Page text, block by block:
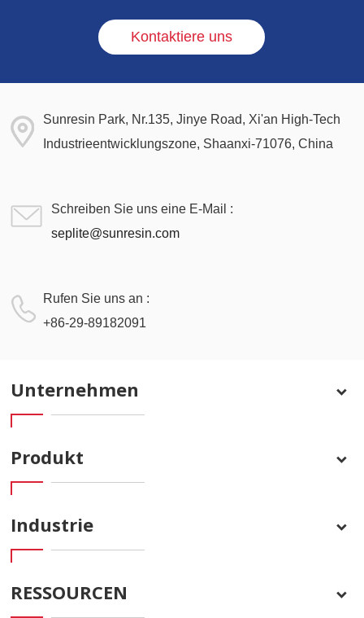
Kontaktiere uns
Sunresin Park, Nr.135, Jinye Road, Xi'an High-Tech
Industrieentwicklungszone, Shaanxi-71076, China
Schreiben Sie uns eine E-Mail :
seplite@sunresin.com
Rufen Sie uns an :
+86-29-89182091
Unternehmen
Produkt
Industrie
RESSOURCEN